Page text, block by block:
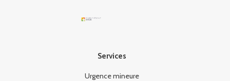
Services
Urgence mineure